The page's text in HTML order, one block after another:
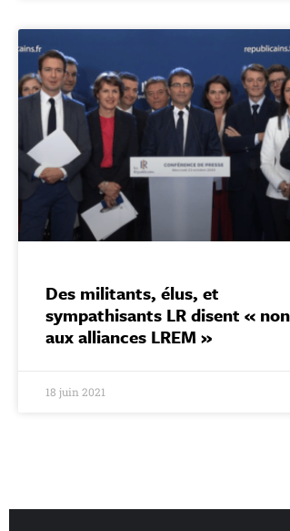
Des militants, élus, et
sympathisants LR disent « non
aux alliances LREM »
18 juin 2021